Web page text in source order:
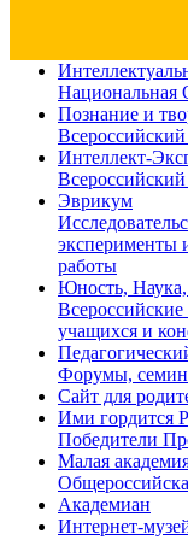
Национальная
Познание и
Интеллект-
Эврикум
эксперименты
работы
Юность, Наука,
Всероссийские
учащихся и
Форумы,
Сайт для
Ими гордится
Победители
Малая
Академиан
Интернет-